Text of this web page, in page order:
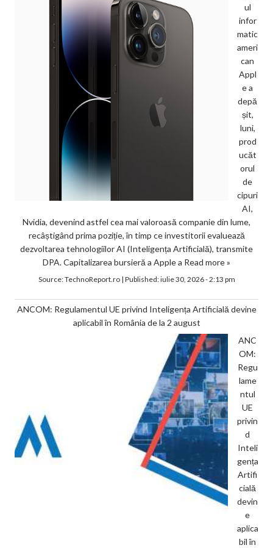
ul
infor
matic
ameri
can
Appl
e a
depă
șit,
luni,
prod
ucăt
orul
de
cipuri
AI,
Nvidia, devenind astfel cea mai valoroasă companie din lume,
recâștigând prima poziție, în timp ce investitorii evaluează
dezvoltarea tehnologiilor AI (Inteligența Artificială), transmite
DPA. Capitalizarea bursieră a Apple a Read more »
Source:TechnoReport.ro| Published:iulie 30, 2026 - 2:13 pm
ANCOM: Regulamentul UE privind Inteligența Artificială devine
aplicabil în România de la 2 august
ANC
OM:
Regu
lame
ntul
UE
privin
d
Inteli
gența
Artifi
cială
devin
e
aplica
bil în